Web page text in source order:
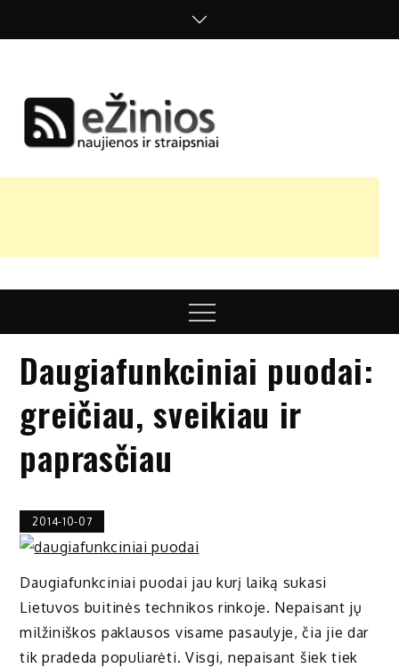
nuomonės
Menu
Daugiafunkciniai puodai:
greičiau, sveikiau ir
paprasčiau
2014-10-07
Daugiafunkciniai puodai jau kurį laiką sukasi
Lietuvos buitinės technikos rinkoje. Nepaisant jų
milžiniškos paklausos visame pasaulyje, čia jie dar
tik pradeda populiarėti. Visgi, nepaisant šiek tiek